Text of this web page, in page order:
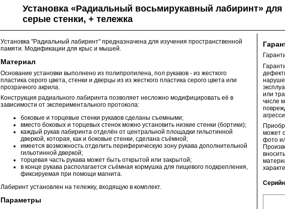
Установка «Радиальный восьмирукавный лабиринт»
серые стенки, + тележка
Установка "Радиальный лабиринт" предназначена для изучения пространственной
памяти. Модификации для крыс и мышей.
Материал
Основание установки выполнено из полипропилена, пол рукавов - из жесткого
пластика серого цвета, стенки и дверцы из из жесткого пластика серого цвета или
прозрачного акрила.
Конструкция радиального лабиринта позволяет несложно модифицировать её в
зависимости от экспериментального протокола:
боковые и торцевые стенки рукавов сделаны съемными;
вместо боковых и торцевых стенок можно установить низкие стенки (бортики);
каждый рукав лабиринта отделён от центральной площадки гильотинной
дверкой, которая, как и боковые стенки, сделана съёмной;
имеется возможность отделить периферическую зону рукава дополнительной
гильотинной дверкой;
торцевая часть рукава может быть открытой или закрытой;
в конце рукава располагается съёмная кормушка для пищевого подкрепления,
фиксируемая при помощи магнита.
Лабиринт установлен на тележку, входящую в комплект.
Параметры
или
числе
может
фото